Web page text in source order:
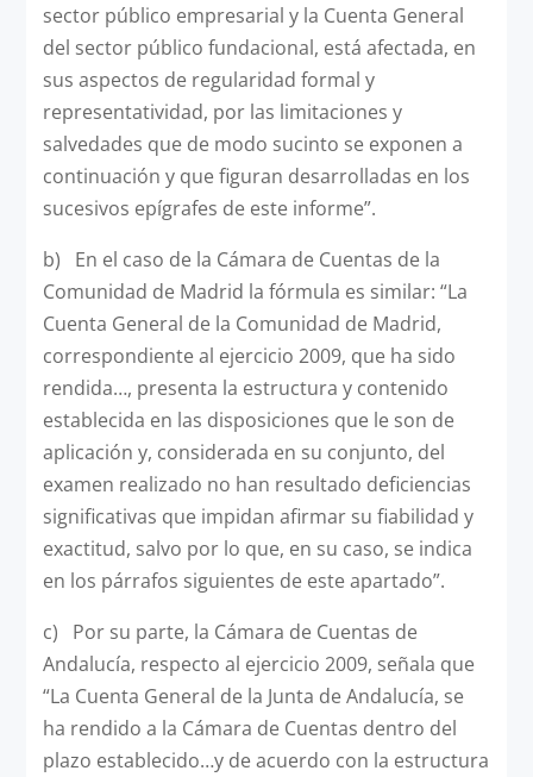
sector público empresarial y la Cuenta General
del sector público fundacional, está afectada, en
sus aspectos de regularidad formal y
representatividad, por las limitaciones y
salvedades que de modo sucinto se exponen a
continuación y que figuran desarrolladas en los
sucesivos epígrafes de este informe”.
b) En el caso de la Cámara de Cuentas de la
Comunidad de Madrid la fórmula es similar: “La
Cuenta General de la Comunidad de Madrid,
correspondiente al ejercicio 2009, que ha sido
rendida…, presenta la estructura y contenido
establecida en las disposiciones que le son de
aplicación y, considerada en su conjunto, del
examen realizado no han resultado deficiencias
significativas que impidan afirmar su fiabilidad y
exactitud, salvo por lo que, en su caso, se indica
en los párrafos siguientes de este apartado”.
c) Por su parte, la Cámara de Cuentas de
Andalucía, respecto al ejercicio 2009, señala que
“La Cuenta General de la Junta de Andalucía, se
ha rendido a la Cámara de Cuentas dentro del
plazo establecido…y de acuerdo con la estructura